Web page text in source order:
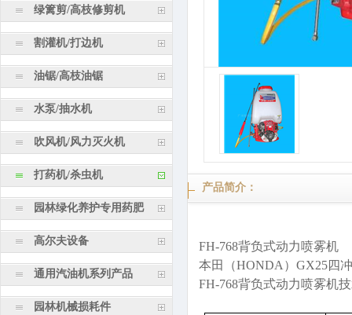
绿篱剪/高枝修剪机
割灌机/打边机
油锯/高枝油锯
水泵/抽水机
吹风机/风力灭火机
打药机/杀虫机
园林绿化养护专用药肥
高尔夫设备
通用汽油机系列产品
园林机械损耗件
产品简介：
FH-768背负式动力喷雾机
本田（HONDA ） GX25四
FH-768背负式动力喷雾机